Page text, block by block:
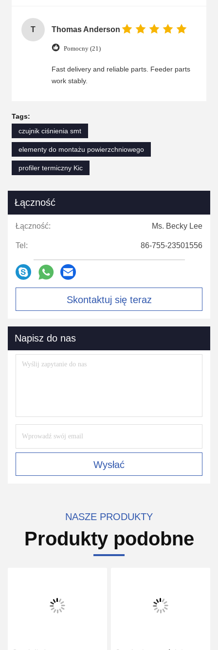
T Thomas Anderson
Pomocny (21)
Fast delivery and reliable parts. Feeder parts
work stably.
Tags:
czujnik ciśnienia smt
elementy do montażu powierzchniowego
profiler termiczny Kic
Łączność
Łączność: Ms. Becky Lee
Tel: 86-755-23501556
Skontaktuj się teraz
Napisz do nas
Wysłać
NASZE PRODUKTY
Produkty podobne